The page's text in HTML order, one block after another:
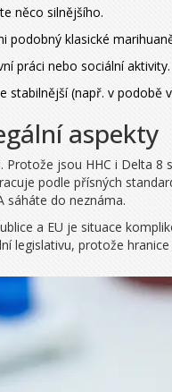
něco silnějšího.
podobný klasické
práci nebo sociální aktivity.
(např. v podobě
aspekty
Protože jsou HHC i Delta
podle přísných
sáháte do neznáma.
a EU je situace
legislativu, protože